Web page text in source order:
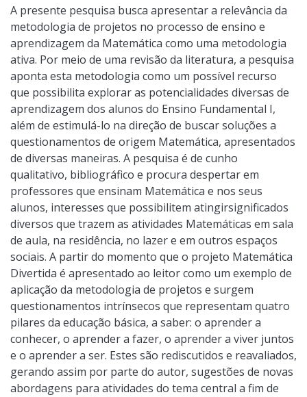
A presente pesquisa busca apresentar a relevância da
metodologia de projetos no processo de ensino e
aprendizagem da Matemática como uma metodologia
ativa. Por meio de uma revisão da literatura, a pesquisa
aponta esta metodologia como um possível recurso
que possibilita explorar as potencialidades diversas de
aprendizagem dos alunos do Ensino Fundamental I,
além de estimulá-lo na direção de buscar soluções a
questionamentos de origem Matemática, apresentados
de diversas maneiras. A pesquisa é de cunho
qualitativo, bibliográfico e procura despertar em
professores que ensinam Matemática e nos seus
alunos, interesses que possibilitem atingirsignificados
diversos que trazem as atividades Matemáticas em sala
de aula, na residência, no lazer e em outros espaços
sociais. A partir do momento que o projeto Matemática
Divertida é apresentado ao leitor como um exemplo de
aplicação da metodologia de projetos e surgem
questionamentos intrínsecos que representam quatro
pilares da educação básica, a saber: o aprender a
conhecer, o aprender a fazer, o aprender a viver juntos
e o aprender a ser. Estes são rediscutidos e reavaliados,
gerando assim por parte do autor, sugestões de novas
abordagens para atividades do tema central a fim de